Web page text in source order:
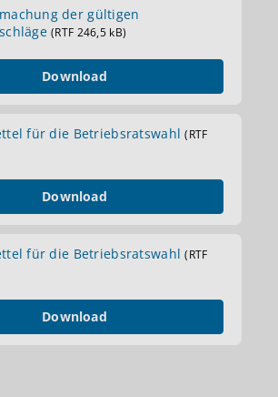
der gültigen
(RTF 246,5 kB)
Download
für die Betriebsratswahl(RTF
Download
für die Betriebsratswahl(RTF
Download